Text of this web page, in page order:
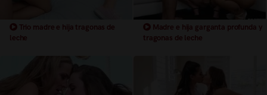
Trio madre e hija tragonas de
leche
Madre e hija garganta profunda y
tragonas de leche